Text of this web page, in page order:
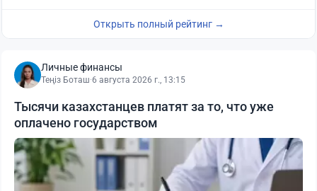
Открыть полный рейтинг →
Личные финансы
Теңіз Боташ·6 августа 2026 г., 13:15
Тысячи казахстанцев платят за то, что уже
оплачено государством